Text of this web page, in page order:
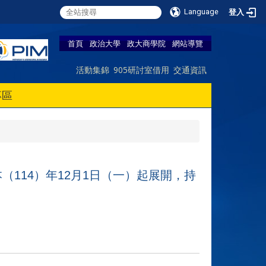
Language 登入
首頁 政治大學 政大商學院 網站導覽
活動集錦 905研討室借用 交通資訊
114）年12 月 1 日（一）起展開，持